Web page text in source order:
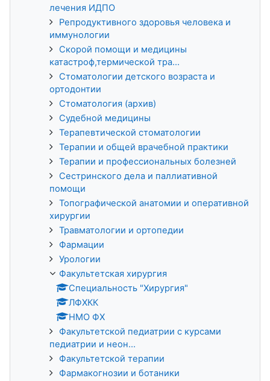
лечения ИДПО
Репродуктивного здоровья человека и
иммунологии
Скорой помощи и медицины
катастроф,термической тра...
Стоматологии детского возраста и
ортодонтии
Стоматология (архив)
Судебной медицины
Терапевтической стоматологии
Терапии и общей врачебной практики
Терапии и профессиональных болезней
Сестринского дела и паллиативной
помощи
Топографической анатомии и оперативной
хирургии
Травматологии и ортопедии
Фармации
Урологии
Факультетская хирургия
Специальность "Хирургия"
ЛФХКК
НМО ФХ
Факультетской педиатрии с курсами
педиатрии и неон...
Факультетской терапии
Фармакогнозии и ботаники